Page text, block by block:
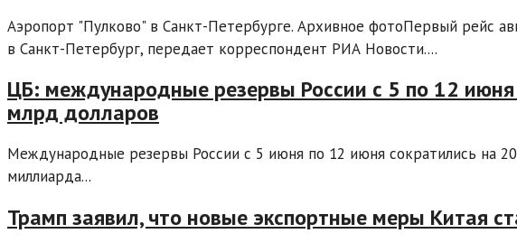
Аэропорт "Пулково" в Санкт-Петербурге. Архивное фотоПервый рейс
в Санкт-Петербург, передает корреспондент РИА Новости....
ЦБ: международные резервы России с 5 по 12
млрд долларов
Международные резервы России с 5 июня по 12 июня сократились на
миллиарда...
Трамп заявил, что новые экспортные меры Китая